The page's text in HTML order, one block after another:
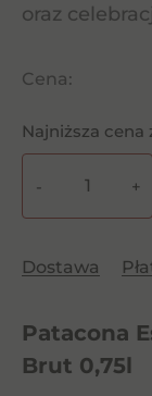
oraz
Cena:
Najniższa cena
Patacona
Blanc
Blancs
Brut
- +
Dostawa
Patacona
Brut 0,75l